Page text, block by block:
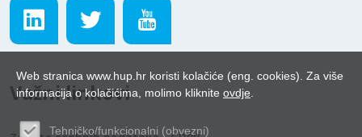
Važni linkovi
Web stranica www.hup.hr koristi kolačiće (eng. cookies). Za više
informacija o kolačićima, molimo kliknite ovdje
Tehničko/funkcionalni (obvezni)